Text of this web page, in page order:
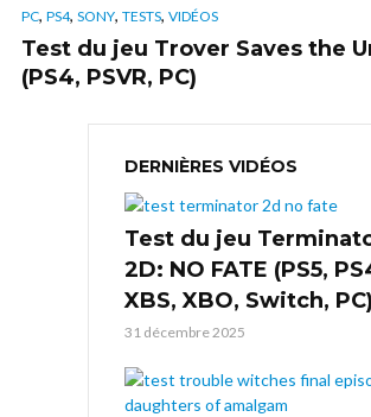
PC, PS4, SONY, TESTS, VIDÉOS
Test du jeu Trover Saves the
(PS4, PSVR, PC)
DERNIÈRES VIDÉOS
Test du jeu
2D: NO FATE (PS5,
XBS, XBO, Switch, PC)
31 décembre 2025